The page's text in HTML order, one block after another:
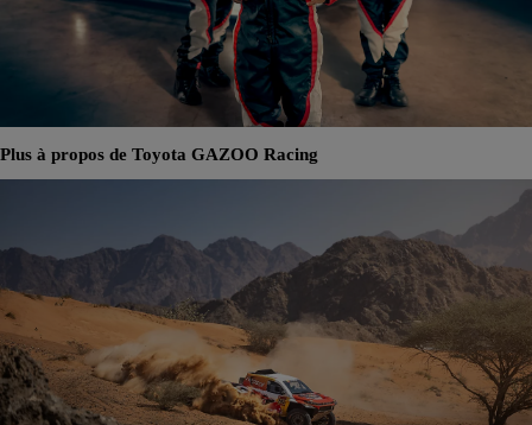
Plus à propos de Toyota GAZOO Racing